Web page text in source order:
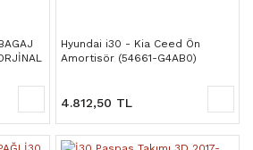
Hyundai i30 - Kia Ceed Ön
Amortisör (54661-G4AB0)
4.812,50 TL